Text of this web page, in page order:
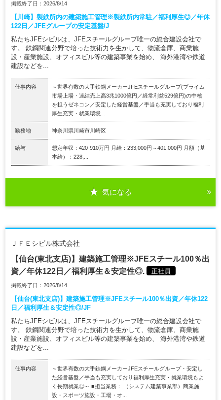
掲載終了日：2026/8/14
【川崎】製鉄所内の建築施工管理※製鉄所内常駐／福利厚生◎／年休
122日／JFEグループの安定基盤/J
私たちJFEシビルは、JFEスチールグループ唯一の総合建設会社で
す。 鉄鋼関連分野で培った技術力を生かして、物流倉庫、商業施
設・産業施設、オフィスビル等の建築事業を始め、 海外港湾や鉄道
建設などを...
仕事内容
～世界有数の大手鉄鋼メーカーJFEスチールグループ(プライム
市場上場・連結売上高3兆1000億円／経常利益529億円)の中核
を担うゼネコン／安定した経営基盤／手当も充実しており福利
厚生充実・就業環境...
勤務地 神奈川県川崎市川崎区
給与
想定年収：420-910万円 月給：233,000円～401,000円 月額（基
本給）：228,...
気になる
ＪＦＥシビル株式会社
【仙台(東北支店)】建築施工管理※JFEスチール100％出
資／年休122日／福利厚生＆安定性◎.
正社員
掲載終了日：2026/8/14
【仙台(東北支店)】建築施工管理※JFEスチール100％出資／年休122
日／福利厚生＆安定性◎/JF
私たちJFEシビルは、JFEスチールグループ唯一の総合建設会社で
す。 鉄鋼関連分野で培った技術力を生かして、物流倉庫、商業施
設・産業施設、オフィスビル等の建築事業を始め、 海外港湾や鉄道
建設などを...
仕事内容
～世界有数の大手鉄鋼メーカーJFEスチールグループ・安定し
た経営基盤／手当も充実しており福利厚生充実・就業環境もよ
く長期就業◎～ ■担当業務： （システム建築事業部）商業施
設・スポーツ施設・工場・オ...